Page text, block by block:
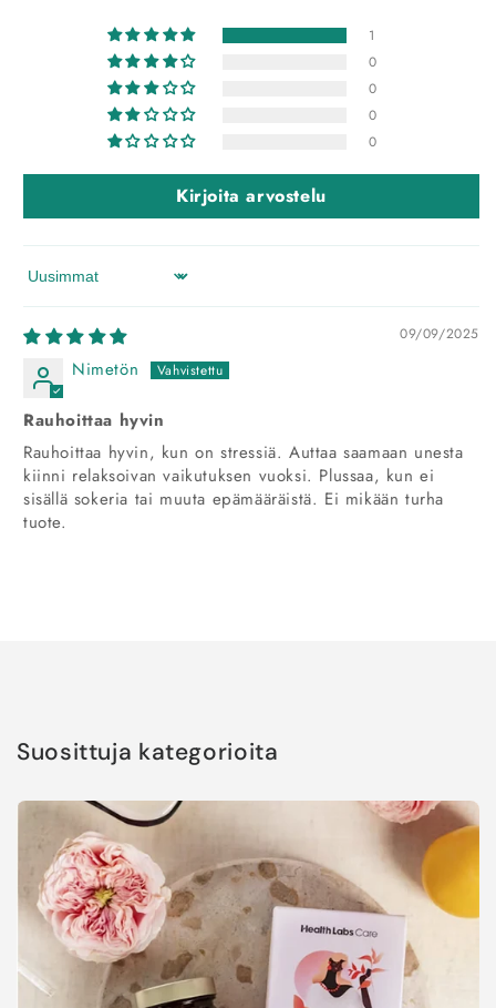
1
0
0
0
0
Kirjoita arvostelu
Sort by
09/09/2025
Nimetön
Rauhoittaa hyvin
Rauhoittaa hyvin, kun on stressiä. Auttaa saamaan unesta
kiinni relaksoivan vaikutuksen vuoksi. Plussaa, kun ei
sisällä sokeria tai muuta epämääräistä. Ei mikään turha
tuote.
Suosittuja kategorioita